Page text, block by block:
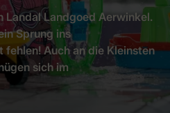
Landal Landgoed Aerwinkel.
Sprung ins
Auch an die Kleinsten
sich im